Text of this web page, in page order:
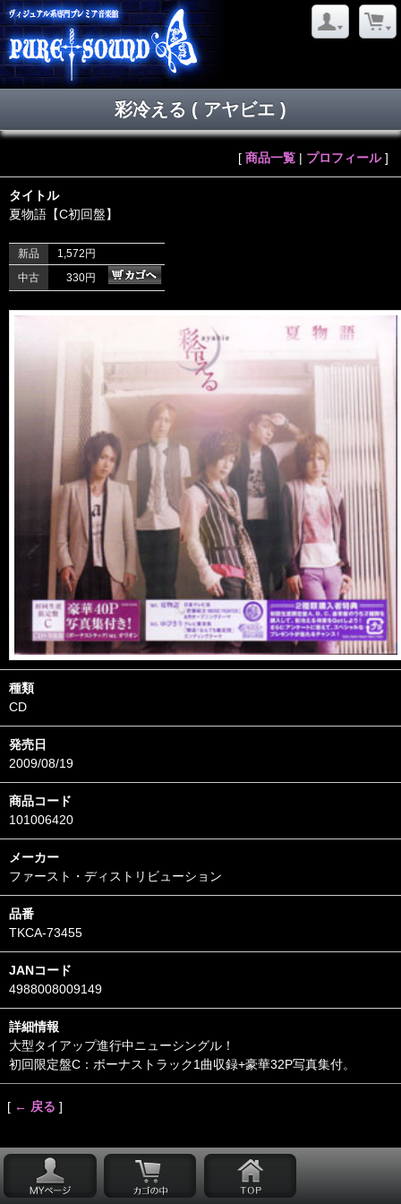
彩冷える ( アヤビエ )
[ 商品一覧 | プロフィール]
タイトル
夏物語【C初回盤】
新品
1,572円
中古
330円
種類
CD
発売日
2009/08/19
商品コード
101006420
メーカー
ファースト・ディストリビューション
品番
TKCA-73455
JANコード
4988008009149
詳細情報
大型タイアップ進行中ニューシングル！
初回限定盤C：ボーナストラック1曲収録+豪華32P写真集付。
[ ← 戻る ]